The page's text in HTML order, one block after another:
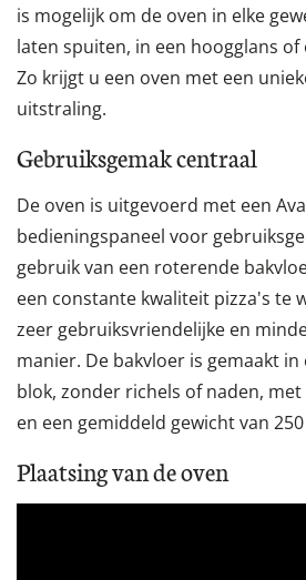
is mogelijk om de oven in elke
laten spuiten, in een hoogglans
Zo krijgt u een oven met een
uitstraling.
Gebruiksgemak centraal
De oven is uitgevoerd met een
bedieningspaneel voor
gebruik van een roterende
een constante kwaliteit pizza's te
zeer gebruiksvriendelijke en
manier. De bakvloer is gemaakt
blok, zonder richels of naden, met
en een gemiddeld gewicht van 250
Plaatsing van de oven